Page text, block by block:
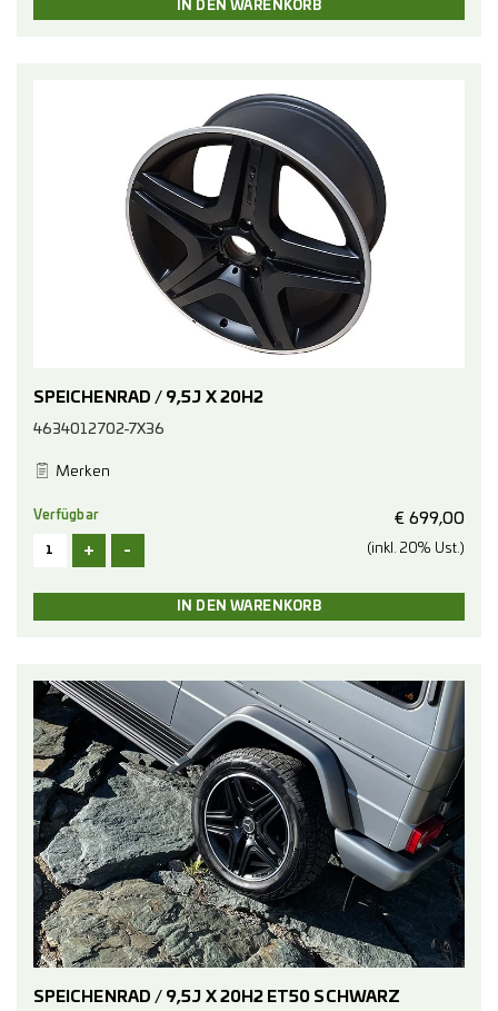
SPEICHENRAD / 9,5J X 20H2
4634012702-7X36
Merken
€ 699,00
(inkl. 20% Ust.)
Verfügbar
+ -
SPEICHENRAD / 9,5J X 20H2 ET50 SCHWARZ